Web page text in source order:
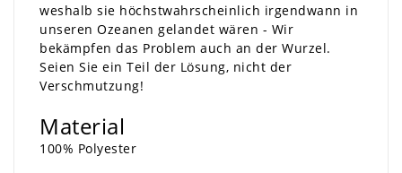
weshalb sie höchstwahrscheinlich irgendwann in
unseren Ozeanen gelandet wären - Wir
bekämpfen das Problem auch an der Wurzel.
Seien Sie ein Teil der Lösung, nicht der
Verschmutzung!
Material
100% Polyester